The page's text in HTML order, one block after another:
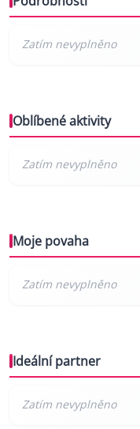
Oblíbené aktivity
Moje povaha
Ideální partner